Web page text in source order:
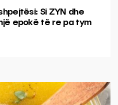
Si ZYN dhe
epokë të re pa tym